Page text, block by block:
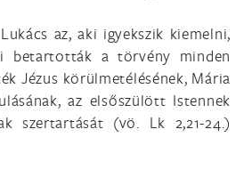
az, aki igyekszik kiemelni,
betartották a törvény minden
Jézus körülmetélésének, Mária
az elsőszülött Istennek
szertartását (vö. Lk 2,21-24.)